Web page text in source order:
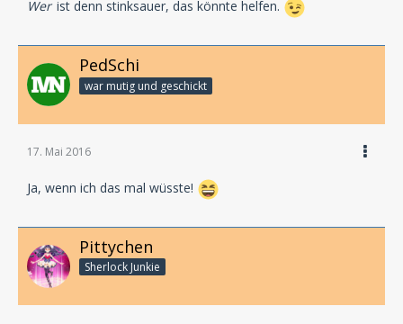
Wer ist denn stinksauer, das könnte helfen.
PedSchi
war mutig und geschickt
17. Mai 2016
Ja, wenn ich das mal wüsste!
Pittychen
Sherlock Junkie